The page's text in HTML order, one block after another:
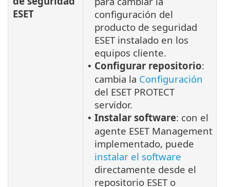
ESET
configuración del
producto de seguridad
ESET instalado en los
equipos cliente.
• Configurar repositorio:
cambia la Configuración
del ESET PROTECT
servidor.
• Instalar software: con el
agente ESET Management
implementado, puede
instalar el software
directamente desde el
repositorio ESET o